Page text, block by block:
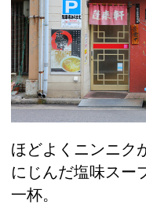
ほどよくニンニク
にじんだ塩味スー
一杯。